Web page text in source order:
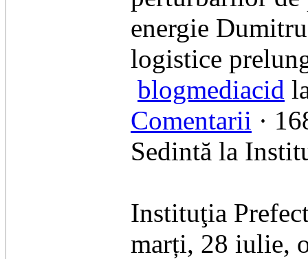
energie
logistice
blogmediacid
Comentarii ·
Sedintă la
Instituţia
marți, 28 iulie,